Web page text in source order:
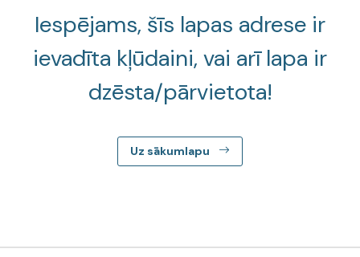
Iespējams, šīs lapas adrese ir
ievadīta kļūdaini, vai arī lapa ir
dzēsta/pārvietota!
Uz sākumlapu